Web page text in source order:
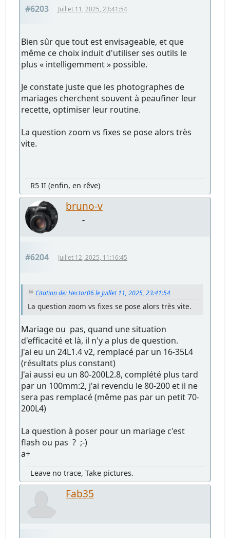
#6203 Juillet 11, 2025, 23:41:54
Bien sûr que tout est envisageable, et que
même ce choix induit d'utiliser ses outils le
plus « intelligemment » possible.
Je constate juste que les photographes de
mariages cherchent souvent à peaufiner leur
recette, optimiser leur routine.
La question zoom vs fixes se pose alors très
vite.
R5 II (enfin, en rêve)
bruno-v
-
#6204 Juillet 12, 2025, 11:16:45
Citation de: Hector06 le Juillet 11, 2025, 23:41:54
La question zoom vs fixes se pose alors très vite.
Mariage ou pas, quand une situation
d'efficacité et là, il n'y a plus de question.
J'ai eu un 24L1.4 v2, remplacé par un 16-35L4
(résultats plus constant)
J'ai aussi eu un 80-200L2.8, complété plus tard
par un 100mm:2, j'ai revendu le 80-200 et il ne
sera pas remplacé (même pas par un petit 70-
200L4)
La question à poser pour un mariage c'est
flash ou pas ? ;-)
a+
Leave no trace, Take pictures.
Fab35